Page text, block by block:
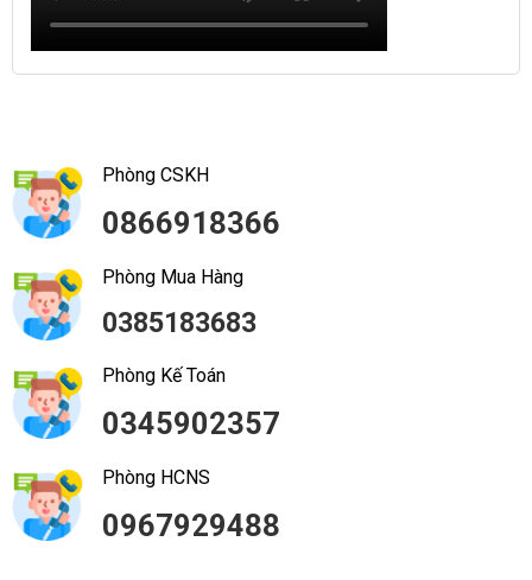
Phòng CSKH
0866918366
Phòng Mua Hàng
0385183683
Phòng Kế Toán
0345902357
Phòng HCNS
0967929488